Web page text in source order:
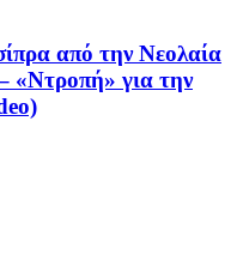
από την Νεολαία
«Ντροπή» για την